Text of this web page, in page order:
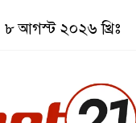
৮ আগস্ট ২০২৬ খ্রিঃ